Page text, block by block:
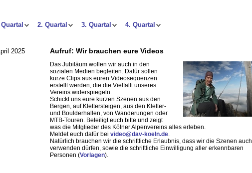
2. Quartal 3. Quartal 4. Quartal
2025 Aufruf: Wir brauchen eure Videos
Das Jubiläum wollen wir auch in den
sozialen Medien begleiten. Dafür sollen
kurze Clips aus euren Videosequenzen
erstellt werden, die die Vielfallt unseres
Vereins widerspiegeln.
Schickt uns eure kurzen Szenen aus den
Bergen, auf Klettersteigen, aus den Kletter-
und Boulderhallen, von Wanderungen oder
MTB-Touren. Beteiligt euch bitte und zeigt
was die Mitglieder des Kölner Alpenvereins alles erleben.
Meldet euch dafür bei video@dav-koeln.de.
Natürlich brauchen wir die schriftliche Erlaubnis, dass wir die Szenen auch
verwenden dürfen, sowie die schriftliche Einwilligung aller erkennbaren
Personen (Vorlagen).